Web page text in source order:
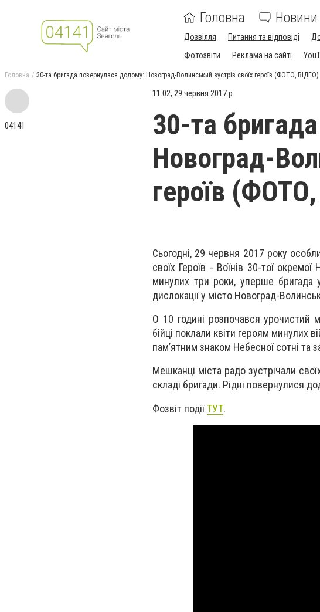
Головна Новини
Дозвілля Питання та відповіді
Фотозвіти
Реклама на сайті
Головна 30-та бригада повернулася додому: Новоград-Волинський зустрів своїх героїв (ФОТО, ВІДЕО)
04141
11:02, 29 червня 2017 р.
30-та
Новоград-
героїв
Сьогодні, 29 червня 2017 року
своїх Героїв - Воїнів 30-тої
минулих три роки, уперше бригада
дислокації у місто Новоград-
О 10 годині розпочався урочистий
бійці поклали квіти героям минулих
пам’ятним знаком Небесної сотні та
Мешканці міста радо зустрічали
складі бригади. Рідні повернулися
Фозвіт подіїТУТ.